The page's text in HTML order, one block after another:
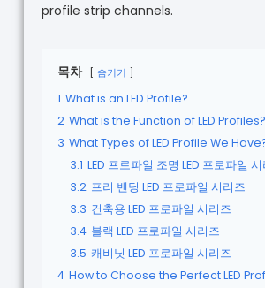
profile strip channels.
목차 숨기기
1 What is an LED Profile?
2 What is the Function of LED Profiles?
3 What Types of LED Profile We
3.1 LED 프로파일 조명 LED 프로파일
3.2 프리 벤딩 LED 프로파일 시리즈
3.3 건축용 LED 프로파일 시리즈
3.4 블랙 LED 프로파일 시리즈
3.5 캐비닛 LED 프로파일 시리즈
4 How to Choose the Perfect LED